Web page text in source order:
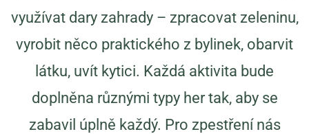
využívat dary zahrady – zpracovat zeleninu,
vyrobit něco praktického z bylinek, obarvit
látku, uvít kytici. Každá aktivita bude
doplněna různými typy her tak, aby se
zabavil úplně každý. Pro zpestření nás